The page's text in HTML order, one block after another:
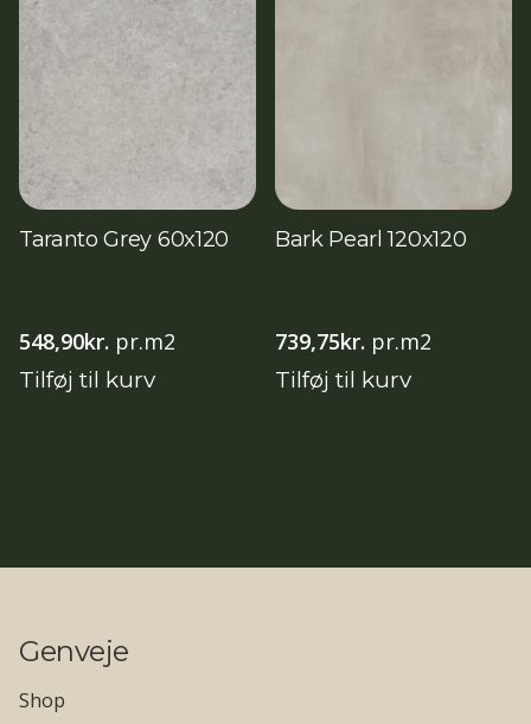
Taranto Grey 60x120
548,90kr. pr.m2
Tilføj til kurv
Bark Pearl 120x120
739,75kr. pr.m2
Tilføj til kurv
Genveje
Shop